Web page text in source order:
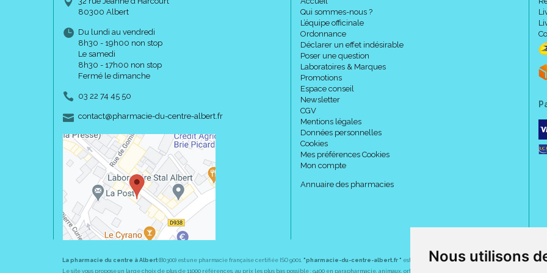
Nous utilisons
80300 Albert
Du lundi au vendredi
8h30 - 19h00 non stop
Le samedi
8h30 - 17h00 non stop
Fermé le dimanche
03 22 74 45 50
contact-
@-
pharmacie-du-centre-albert.fr
Qui sommes-nous ?
L’équipe officinale
Ordonnance
Déclarer un effet indésirable
Poser une question
Laboratoires & Marques
Promotions
Espace conseil
Newsletter
CGV
Mentions légales
Données personnelles
Cookies
Mes préférences Cookies
Mon compte
Annuaire des pharmacies
La pharmacie du centre à Albert(80300) est une pharmacie française certifiée ISO 9001. "pharmacie-du-centre-albert.fr " est le site internet de la pharmacie du centre
, 32
Le site vous propose un large choix de plus de 11000 références, au prix les plus bas possible : 9400 en parapharmacie, animaux, orthopédie, matériel médical. 1700 en médicaments